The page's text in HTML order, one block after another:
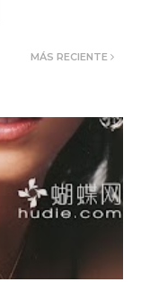
MÁS RECIENTE